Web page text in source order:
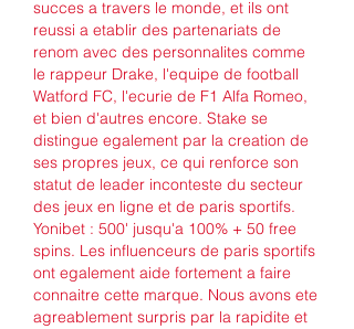
succes a travers le monde, et ils ont
reussi a etablir des partenariats de
renom avec des personnalites comme
le rappeur Drake, l'equipe de football
Watford FC, l'ecurie de F1 Alfa Romeo,
et bien d'autres encore. Stake se
distingue egalement par la creation de
ses propres jeux, ce qui renforce son
statut de leader inconteste du secteur
des jeux en ligne et de paris sportifs.
Yonibet : 500' jusqu'a 100% + 50 free
spins. Les influenceurs de paris sportifs
ont egalement aide fortement a faire
connaitre cette marque. Nous avons ete
agreablement surpris par la rapidite et